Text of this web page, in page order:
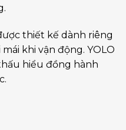
thiết kế dành riêng
khi vận động. YOLO
hiểu đồng hành